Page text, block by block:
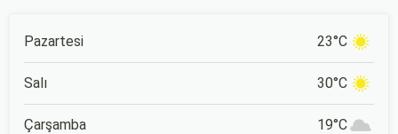
Pazartesi 23°C
Salı 30°C
Çarşamba 19°C